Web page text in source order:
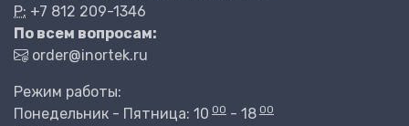
P: +7 812 209-1346
По всем вопросам:
order@inortek.ru
Режим работы:
Понедельник - Пятница: 10 00 - 18 00